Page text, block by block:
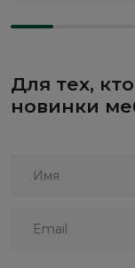
Для тех,
новинки